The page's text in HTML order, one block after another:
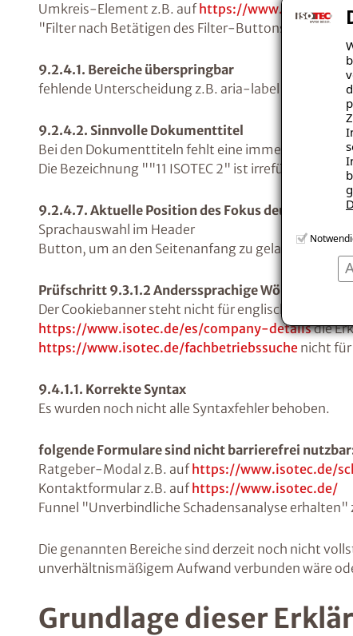
Umkreis-Element z.B. auf https://www.isotec.de/
"Filter nach Betätigen des Filter-Buttons (Viewport
9.2.4.1. Bereiche überspringbar
fehlende Unterscheidung z.B. aria-label der
9.2.4.2. Sinnvolle Dokumenttitel
Bei den Dokumenttiteln fehlt eine immer gleiche,
Die Bezeichnung ""11 ISOTEC 2" ist irreführend
9.2.4.7. Aktuelle Position des Fokus deutlich
Sprachauswahl im Header
Button, um an den Seitenanfang zu gelangen
Prüfschritt 9.3.1.2 Anderssprachige Wörter und
Der Cookiebanner steht nicht für englisch und
https://www.isotec.de/es/company-detailsdie
https://www.isotec.de/fachbetriebssuche nicht für
9.4.1.1. Korrekte Syntax
Es wurden noch nicht alle Syntaxfehler behoben.
folgende Formulare sind nicht barrierefrei
Ratgeber-Modal z.B. auf https://www.isotec.de/
Kontaktformular z.B. auf https://www.isotec.de/
Funnel "Unverbindliche Schadensanalyse erhalten"
Die genannten Bereiche sind derzeit noch nicht
unverhältnismäßigem Aufwand verbunden wäre
Grundlage dieser